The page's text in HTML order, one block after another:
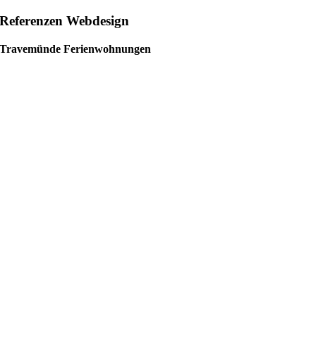
Referenzen Webdesign
Travemünde Ferienwohnungen